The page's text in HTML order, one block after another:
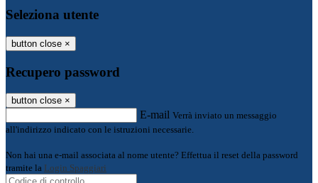
Seleziona utente
button close ×
Recupero password
button close ×
E-mail Verrà inviato un messaggio
all'indirizzo indicato con le istruzioni necessarie.
Non hai una e-mail associata al nome utente? Effettua il reset della password
tramite la Login Spaggiari